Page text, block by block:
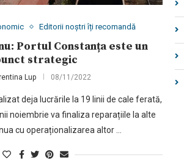
Editorii noștri îți recomandă
Portul Constanța este un
strategic
Lup 08/11/2022
deja lucrările la 19 linii de cale ferată,
noiembrie va finaliza reparațiile la alte
cu operaționalizarea altor …